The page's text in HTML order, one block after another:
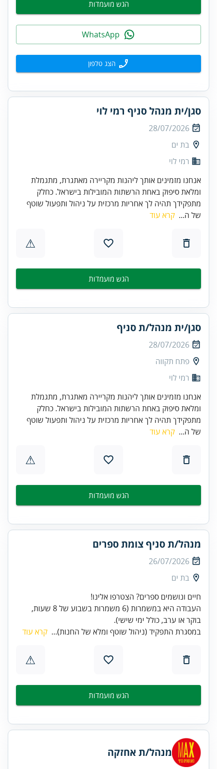
הגש מועמדות
הצג טלפון
סגן/ית מנהל סניף רמי לוי
28/07/2026
בת ים
רמי לוי
אנחנו מזמינים אותך ליהנות מקריירה מאתגרת, מתגמלת
ומלאת סיפוק באחת הרשתות המובילות בישראל. כחלק
מתפקידך תהיה לך אחריות מרכזית על ניהול ותפעול שוטף
של ה... קרא עוד
⚠
הגש מועמדות
סגן/ית מנהל/ת סניף
28/07/2026
פתח תקווה
רמי לוי
אנחנו מזמינים אותך ליהנות מקריירה מאתגרת, מתגמלת
ומלאת סיפוק באחת הרשתות המובילות בישראל. כחלק
מתפקידך תהיה לך אחריות מרכזית על ניהול ותפעול שוטף
של ה... קרא עוד
⚠
הגש מועמדות
מנהל/ת סניף צומת ספרים
26/07/2026
בת ים
העבודה היא במשמרות (6 משמרות בשבוע של 8 שעות,
בוקר או ערב, כולל ימי שישי).
במסגרת התפקיד (ניהול שוטף ומלא של החנות)... קרא עוד
⚠
הגש מועמדות
מנהל/ת אחזקה